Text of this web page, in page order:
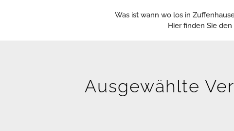
Was ist wann wo los in
Hier finden Sie den
Ausgewählte